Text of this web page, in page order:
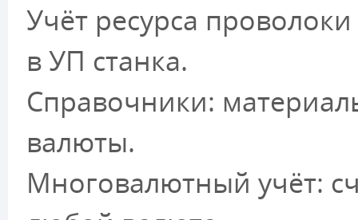
Учёт ресурса
в УП станка.
Справочники:
валюты.
Многовалютный учёт: